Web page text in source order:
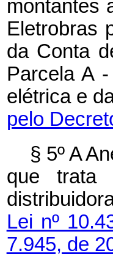
montantes
Eletrobras
da Conta
Parcela A
elétrica e
pelo
§ 5º A
que trata
Lei nº
7.945, de